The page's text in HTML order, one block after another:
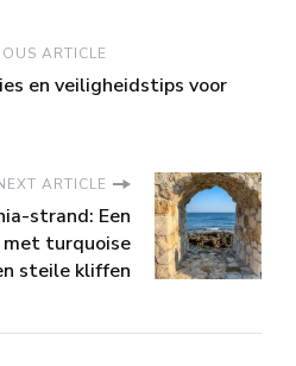
ARTICLE
en veiligheidstips voor
ARTICLE
strand: Een
turquoise
steile kliffen